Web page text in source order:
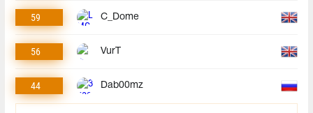
59 C_Dome
56 VurT
44 Dab00mz